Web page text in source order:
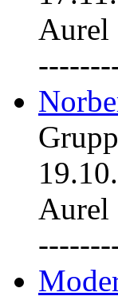
Aurel
Aurel